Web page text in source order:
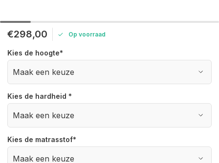
€298,00 Op voorraad
Kies de hoogte*
Kies de hardheid *
Kies de matrasstof*